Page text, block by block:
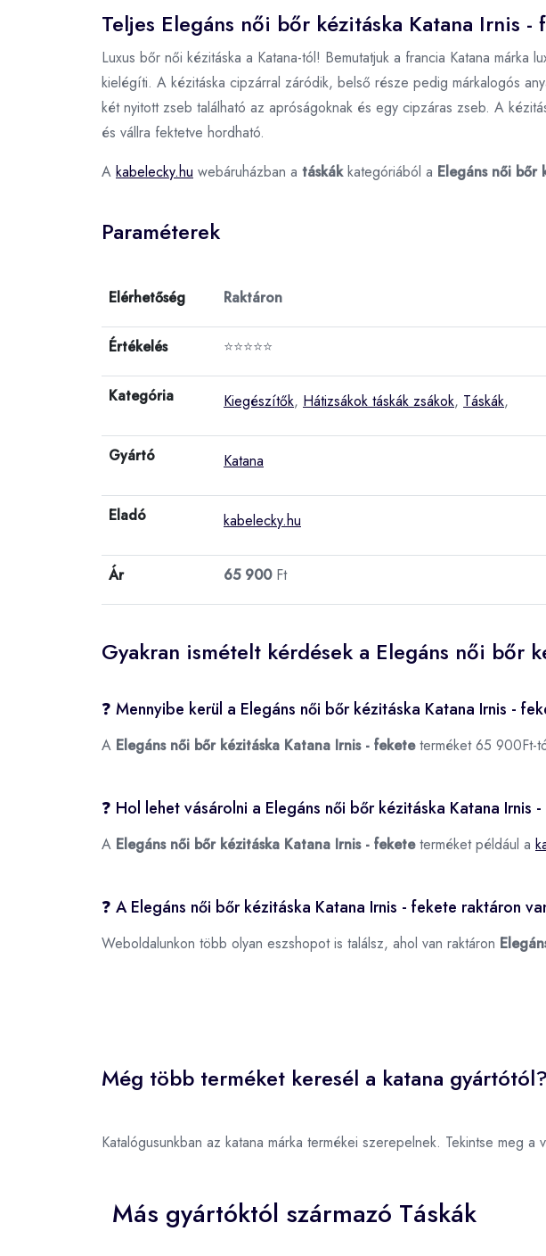
Teljes Elegáns női bőr kézitáska Katana Irnis
Luxus bőr női kézitáska a Katana-tól! Bemutatjuk a francia Katana
kielégíti. A kézitáska cipzárral záródik, belső része pedig márkalogós
két nyitott zseb található az apróságoknak és egy cipzáras zseb. A
és vállra fektetve hordható.
A kabelecky.hu webáruházban a táskákkategóriából a Elegáns női bőr
Paraméterek
Elérhetőség Raktáron
Értékelés ⭐⭐⭐⭐⭐
Kategória Kiegészítők, Hátizsákok táskák zsákok, Táskák,
Gyártó Katana
Eladó kabelecky.hu
Ár 65 900Ft
Gyakran ismételt kérdések a Elegáns női bőr
❓ Mennyibe kerül a Elegáns női bőr kézitáska Katana Irnis -
A Elegáns női bőr kézitáska Katana Irnis - feketeterméket 65 900Ft-
❓ Hol lehet vásárolni a Elegáns női bőr kézitáska Katana Irnis
A Elegáns női bőr kézitáska Katana Irnis - feketeterméket például a
❓ A Elegáns női bőr kézitáska Katana Irnis - fekete raktáron
Weboldalunkon több olyan eszshopot is találsz, ahol van raktáron
Még több terméket keresél a katana gyártótól?
Katalógusunkban az katana márka termékei szerepelnek. Tekintse meg a
Más gyártóktól származó Táskák